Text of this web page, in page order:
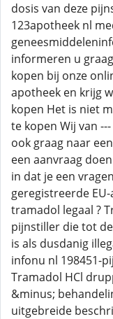
dosis van deze
123apotheek nl
informeren u
kopen bij onze
apotheek en krijg
kopen Het is niet
te kopen Wij van
ook graag naar
een aanvraag
in dat je een
geregistreerde
tramadol legaal ?
pijnstiller die tot
is als dusdanig
infonu nl 198451-
Tramadol HCl
&minus;
uitgebreide